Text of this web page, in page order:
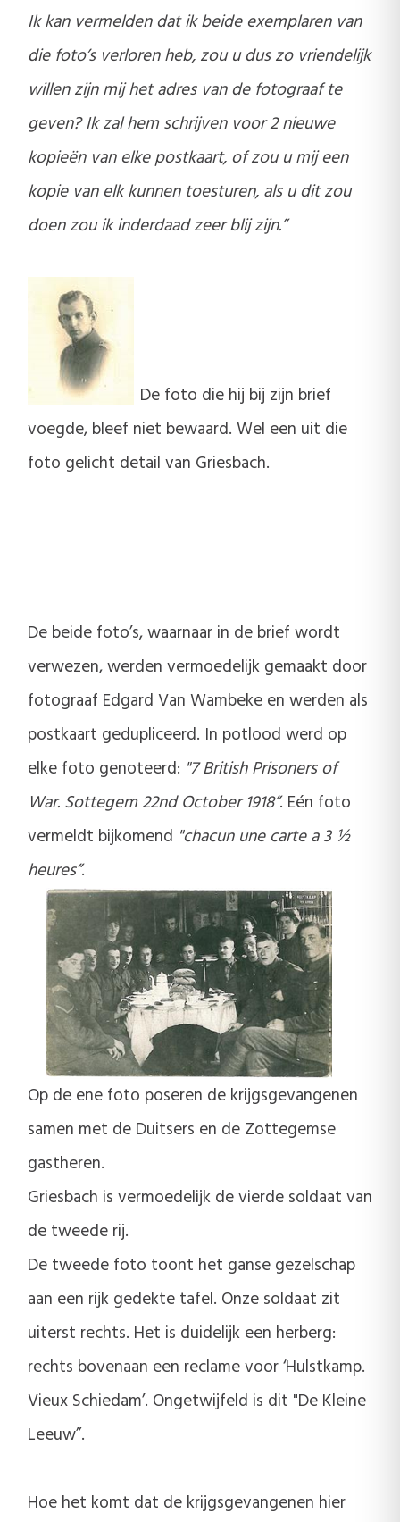
Ik kan vermelden dat ik beide exemplaren van
die foto’s verloren heb, zou u dus zo vriendelijk
willen zijn mij het adres van de fotograaf te
geven? Ik zal hem schrijven voor 2 nieuwe
kopieën van elke postkaart, of zou u mij een
kopie van elk kunnen toesturen, als u dit zou
doen zou ik inderdaad zeer blij zijn.”
De foto die hij bij zijn brief
voegde, bleef niet bewaard. Wel een uit die
foto gelicht detail van Griesbach.
De beide foto’s, waarnaar in de brief wordt
verwezen, werden vermoedelijk gemaakt door
fotograaf Edgard Van Wambeke en werden als
postkaart gedupliceerd. In potlood werd op
elke foto genoteerd: "7 British Prisoners of
War. Sottegem 22nd October 1918”. Eén foto
vermeldt bijkomend "chacun une carte a 3 ½
heures”.
Op de ene foto poseren de krijgsgevangenen
samen met de Duitsers en de Zottegemse
gastheren.
Griesbach is vermoedelijk de vierde soldaat van
de tweede rij.
De tweede foto toont het ganse gezelschap
aan een rijk gedekte tafel. Onze soldaat zit
uiterst rechts. Het is duidelijk een herberg:
rechts bovenaan een reclame voor ‘Hulstkamp.
Vieux Schiedam’. Ongetwijfeld is dit "De Kleine
Leeuw”.
Hoe het komt dat de krijgsgevangenen hier